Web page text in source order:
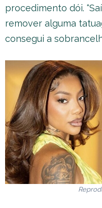
procedimento dói.
remover alguma
consegui a